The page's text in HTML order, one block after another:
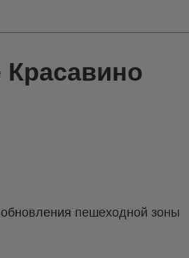
Красавино
пешеходной зоны